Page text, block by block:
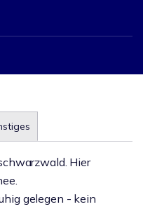
Hier
gelegen - kein